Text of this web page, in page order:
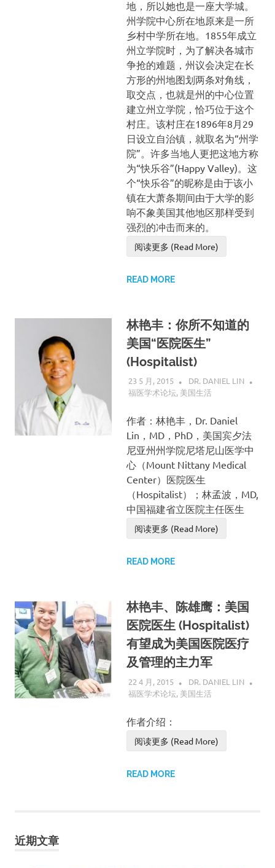
地，所以她也是一座大学城。
州学院中心所在地原来是一所
乡村中学所在地。1855年成立
州立学院时，为了解决各城市
争抢的难题，州议会决定在长
方形的州地图划两条对角线，
取交点，也就是州的中心位置
建立州立学院，恰巧位于这个
村庄。该村庄在1896年8月29
日设立自治镇，就取名为“州学
院”。许多当地人更把这地方称
为“快乐谷”(Happy Valley)。这
个“快乐谷”的昵称是由于该小
镇在大萧条期间由于大学的影
响不象美国其他地区那样受到
强烈的冲击而来的。
阅读更多 (Read More)
READ MORE
林艳丰：你所不知道的
美国“医院医生”
(Hospitalist)
23 5 月, 2015
DR. DANIEL LIN
福医学术论坛, 美国生活
作者：林艳丰，Dr. Daniel
Lin，MD，PhD，美国宾夕法
尼亚州州学院尼塔尼山医学中
心（Mount Nittany Medical
Center）医院医生
（Hospitalist）；林孟波，MD,
中国福建省立医院主任医生
阅读更多 (Read More)
READ MORE
林艳丰、陈雄鹰：美国
医院医生 (Hospitalist)
有望成为美国医院医疗
及管理的主力军
22 4 月, 2015
DR. DANIEL LIN
福医学术论坛, 美国生活
作者介绍：
阅读更多 (Read More)
READ MORE
近期文章